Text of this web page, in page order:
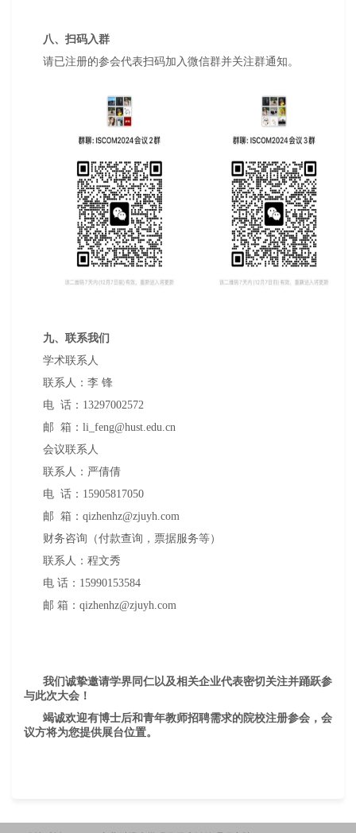
八、扫码入群
请已注册的参会代表扫码加入微信群并关注群通知。
九、联系我们
学术联系人
联系人：李 锋
电 话：13297002572
邮 箱：li_feng@hust.edu.cn
会议联系人
联系人：严倩倩
电 话：15905817050
邮 箱：qizhenhz@zjuyh.com
财务咨询（付款查询，票据服务等）
联系人：程文秀
电 话：15990153584
邮 箱：qizhenhz@zjuyh.com
我们诚挚邀请学界同仁以及相关企业代表密切关注并踊跃参
与此次大会！
竭诚欢迎有博士后和青年教师招聘需求的院校注册参会，会
议方将为您提供展台位置。